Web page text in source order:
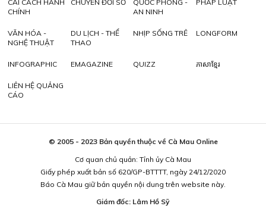
CẢI CÁCH HÀNH
CHÍNH
CHUYỂN ĐỔI SỐ
QUỐC PHÒNG -
AN NINH
PHÁP LUẬT
VĂN HÓA -
NGHỆ THUẬT
DU LỊCH - THỂ
THAO
NHỊP SỐNG TRẺ LONGFORM
INFOGRAPHIC EMAGAZINE QUIZZ ភាសាខ្មែរ
LIÊN HỆ QUẢNG
CÁO
© 2005 - 2023 Bản quyền thuộc về Cà Mau Online
Cơ quan chủ quản: Tỉnh ủy Cà Mau
Giấy phép xuất bản số 620/GP-BTTTT, ngày 24/12/2020
Báo Cà Mau giữ bản quyền nội dung trên website này.
Giám đốc: Lâm Hồ Sỹ